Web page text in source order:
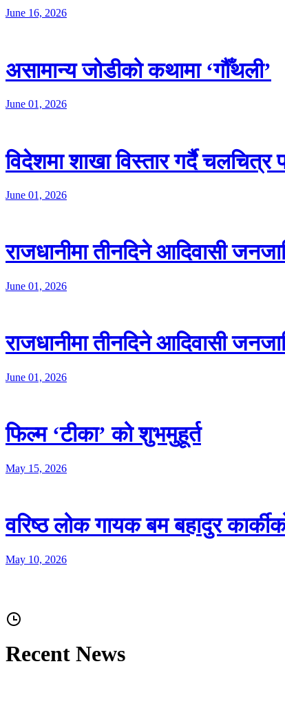
June 16, 2026
असामान्य जोडीको कथामा ‘गौँथली’
June 01, 2026
विदेशमा शाखा विस्तार गर्दै
June 01, 2026
राजधानीमा तीनदिने आदिवासी
June 01, 2026
राजधानीमा तीनदिने आदिवासी
June 01, 2026
फिल्म ‘टीका’ को शुभमुहूर्त
May 15, 2026
वरिष्ठ लोक गायक बम बहादुर
May 10, 2026
Recent News